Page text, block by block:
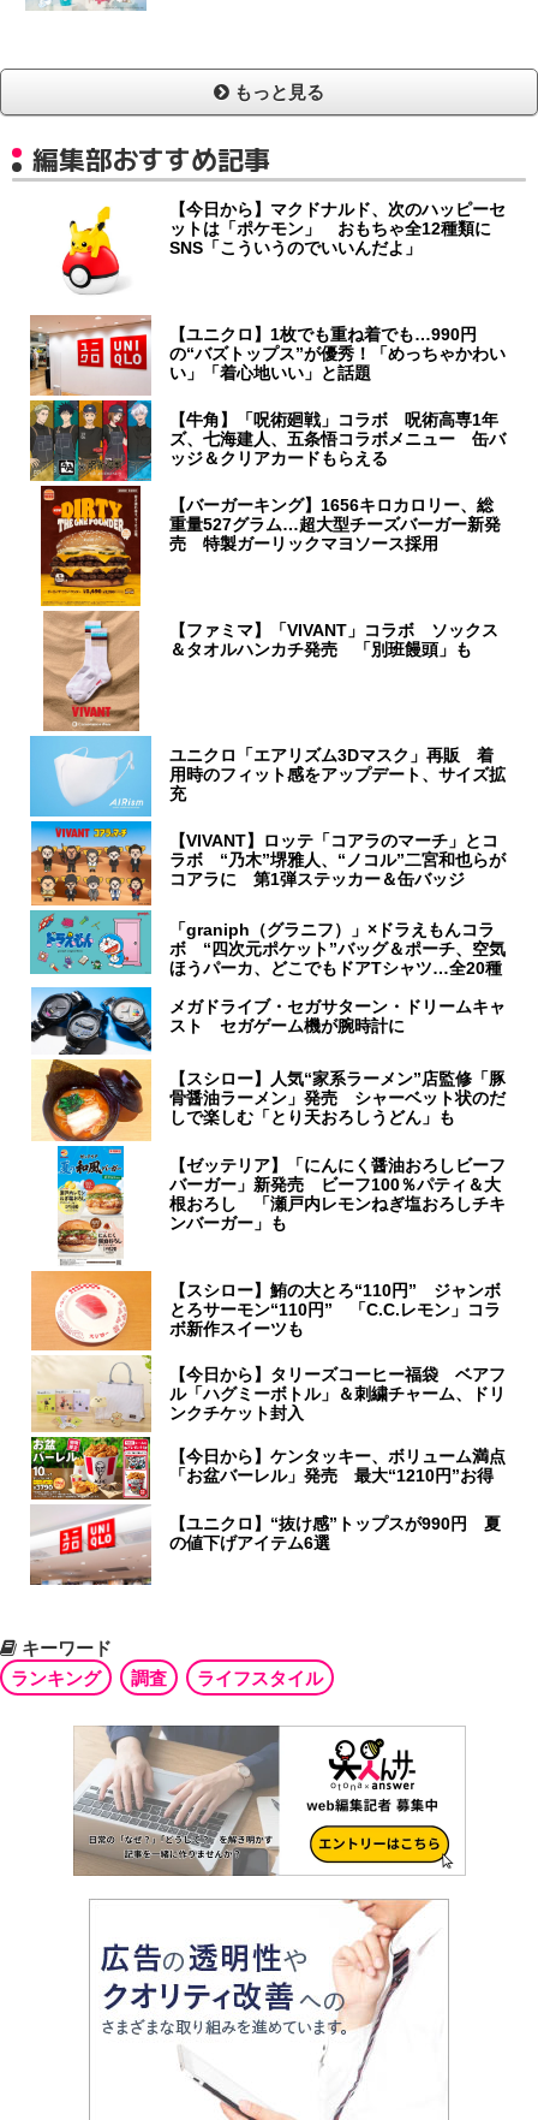
もっと見る
編集部おすすめ記事
【今日から】マクドナルド、次のハッピーセ
ットは「ポケモン」 おもちゃ全12種類に
SNS「こういうのでいいんだよ」
【ユニクロ】1枚でも重ね着でも…990円
の“バズトップス”が優秀！「めっちゃかわい
い」「着心地いい」と話題
【牛角】「呪術廻戦」コラボ 呪術高専1年
ズ、七海建人、五条悟コラボメニュー 缶バ
ッジ＆クリアカードもらえる
【バーガーキング】1656キロカロリー、総
重量527グラム…超大型チーズバーガー新発
売 特製ガーリックマヨソース採用
【ファミマ】「VIVANT」コラボ ソックス
＆タオルハンカチ発売 「別班饅頭」も
ユニクロ「エアリズム3Dマスク」再販 着
用時のフィット感をアップデート、サイズ拡
充
【VIVANT】ロッテ「コアラのマーチ」とコ
ラボ “乃木”堺雅人、“ノコル”二宮和也らが
コアラに 第1弾ステッカー＆缶バッジ
「graniph（グラニフ）」×ドラえもんコラ
ボ “四次元ポケット”バッグ＆ポーチ、空気
ほうパーカ、どこでもドアTシャツ…全20種
メガドライブ・セガサターン・ドリームキャ
スト セガゲーム機が腕時計に
【スシロー】人気“家系ラーメン”店監修「豚
骨醤油ラーメン」発売 シャーベット状のだ
しで楽しむ「とり天おろしうどん」も
【ゼッテリア】「にんにく醤油おろしビーフ
バーガー」新発売 ビーフ100％パティ＆大
根おろし 「瀬戸内レモンねぎ塩おろしチキ
ンバーガー」も
【スシロー】鮪の大とろ“110円” ジャンボ
とろサーモン“110円” 「C.C.レモン」コラ
ボ新作スイーツも
【今日から】タリーズコーヒー福袋 ベアフ
ル「ハグミーボトル」＆刺繍チャーム、ドリ
ンクチケット封入
【今日から】ケンタッキー、ボリューム満点
「お盆バーレル」発売 最大“1210円”お得
【ユニクロ】“抜け感”トップスが990円 夏
の値下げアイテム6選
キーワード
ランキング
調査 ライフスタイル